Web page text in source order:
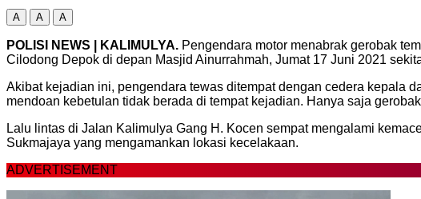
A A A
POLISI NEWS | KALIMULYA. Pengendara motor menabrak gerobak
Cilodong Depok di depan Masjid Ainurrahmah, Jumat 17 Juni 2021
Akibat kejadian ini, pengendara tewas ditempat dengan cedera kepala
mendoan kebetulan tidak berada di tempat kejadian. Hanya saja
Lalu lintas di Jalan Kalimulya Gang H. Kocen sempat mengalami
Sukmajaya yang mengamankan lokasi kecelakaan.
ADVERTISEMENT